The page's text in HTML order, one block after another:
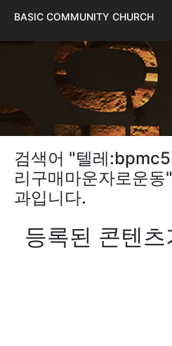
BASIC COMMUNITY CHURCH
검색어 "텔레
리구매마운자로운동
과입니다.
등록된 콘텐